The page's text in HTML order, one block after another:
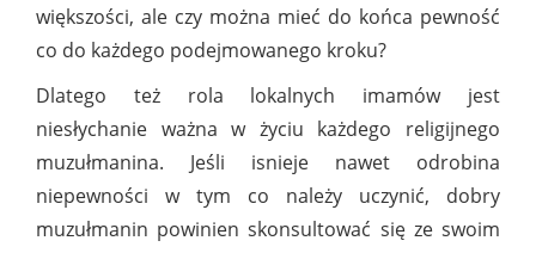
większości, ale czy można mieć do końca pewność
co do każdego podejmowanego kroku?
Dlatego też rola lokalnych imamów jest
niesłychanie ważna w życiu każdego religijnego
muzułmanina. Jeśli isnieje nawet odrobina
niepewności w tym co należy uczynić, dobry
muzułmanin powinien skonsultować się ze swoim